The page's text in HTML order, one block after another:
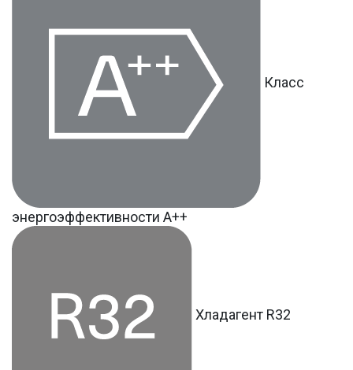
Класс
энергоэффективности А++
Хладагент R32